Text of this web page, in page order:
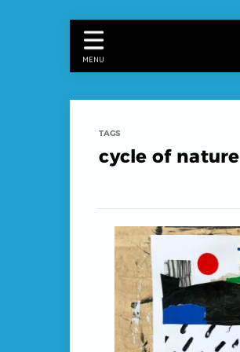
MENU
cycle of nature